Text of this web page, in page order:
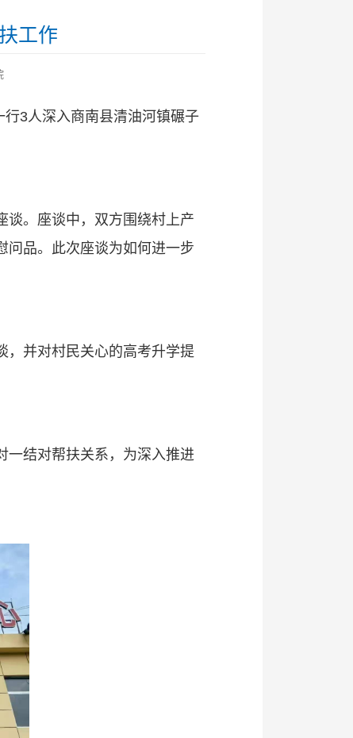
工作
3人深入商南县清油河镇碾子
谈。座谈中，双方围绕村上产
问品。此次座谈为如何进一步
，并对村民关心的高考升学提
一结对帮扶关系，为深入推进